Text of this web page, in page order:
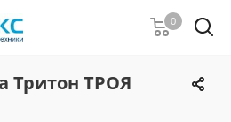
0
Тритон ТРОЯ